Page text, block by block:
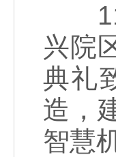
11
兴院
典礼
造，
智慧